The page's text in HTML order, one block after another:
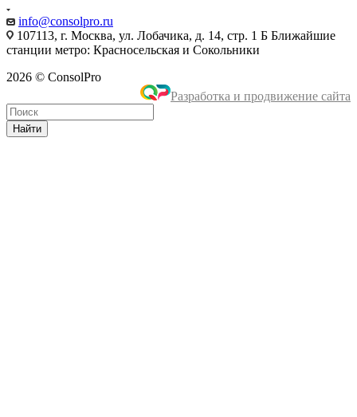
info@consolpro.ru
107113, г. Москва, ул. Лобачика, д. 14, стр. 1 Б Ближайшие
станции метро: Красносельская и Сокольники
2026 © ConsolPro
Разработка и продвижение сайта
Найти